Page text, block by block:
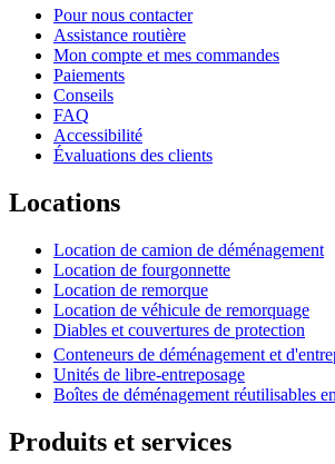
Pour nous contacter
Assistance routière
Mon compte et mes commandes
Paiements
Conseils
FAQ
Accessibilité
Évaluations des clients
Locations
Location de camion de déménagement
Location de fourgonnette
Location de remorque
Location de véhicule de remorquage
Diables et couvertures de protection
Conteneurs de déménagement et
Unités de libre-entreposage
Boîtes de déménagement réutilisables
Produits et services